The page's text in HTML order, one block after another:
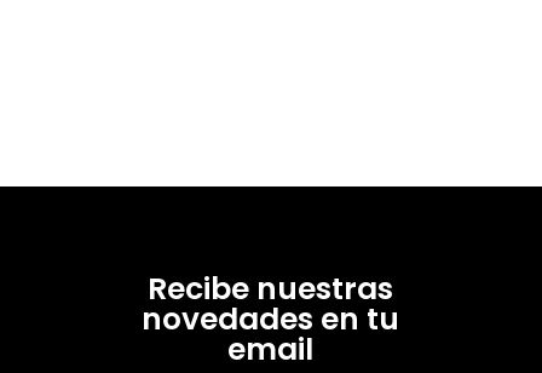
Recibe nuestras
novedades en tu
email